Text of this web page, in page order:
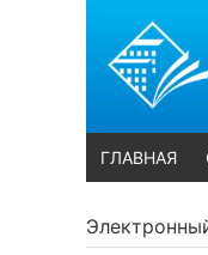
ГЛАВНАЯ